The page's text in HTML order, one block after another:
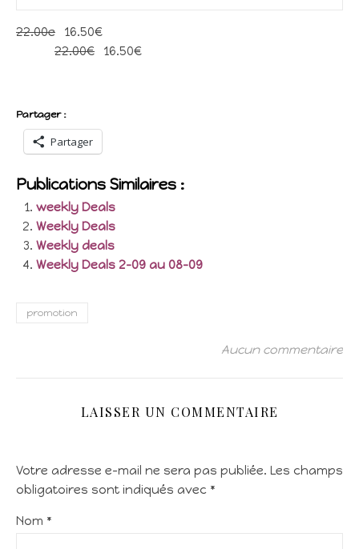
22.00e 16.50€
22.00€ 16.50€
Partager :
Partager
Publications Similaires :
weekly Deals
Weekly Deals
Weekly deals
Weekly Deals 2-09 au 08-09
promotion
Aucun commentaire
LAISSER UN COMMENTAIRE
Votre adresse e-mail ne sera pas publiée. Les champs
obligatoires sont indiqués avec *
Nom *